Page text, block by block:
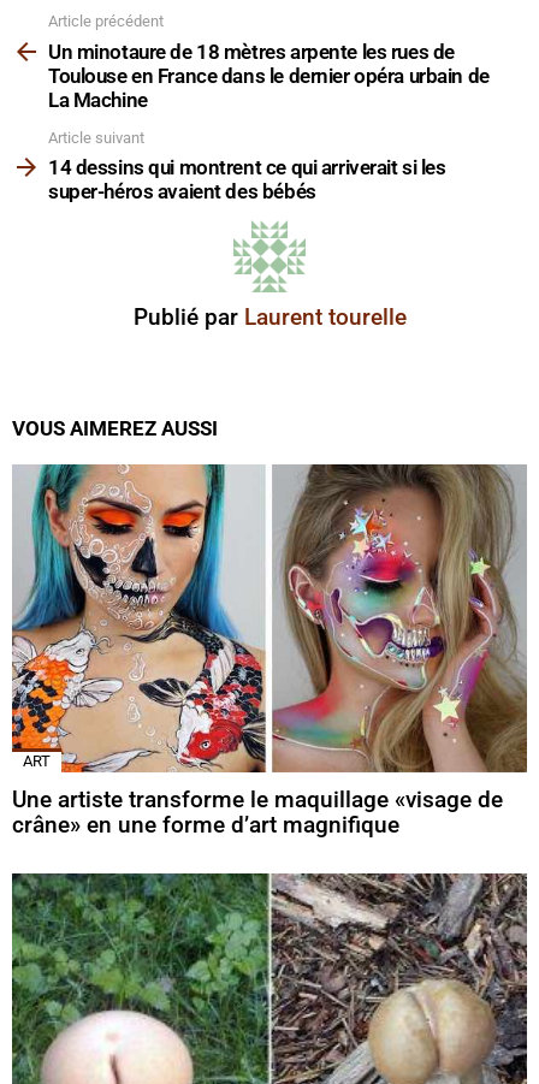
plus
Article précédent
Un minotaure de 18 mètres arpente les rues de
Toulouse en France dans le dernier opéra urbain de
La Machine
Article suivant
14 dessins qui montrent ce qui arriverait si les
super-héros avaient des bébés
Publié par Laurent tourelle
VOUS AIMEREZ AUSSI
ART
Une artiste transforme le maquillage «visage de
crâne» en une forme d’art magnifique